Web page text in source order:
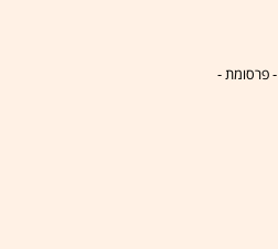
- פרסומת -